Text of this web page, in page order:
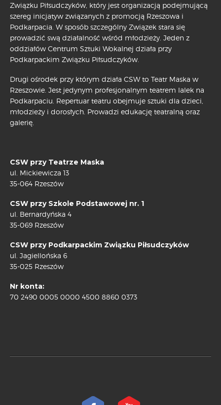
Związku Piłsudczyków, który jest organizacją podejmującą
szereg inicjatyw związanych z promocją Rzeszowa i
Podkarpacia. W sposób szczególny Związek stara się
prowadzić swą działalność wśród młodzieży. Jeden z
oddziałów Centrum Sztuki Wokalnej działa przy
Podkarpackim Związku Piłsudczyków.
Drugi ośrodek przy którym działa CSW to Teatr Maska w
Rzeszowie. Jest jedynym profesjonalnym teatrem lalek na
Podkarpaciu. Repertuar teatru obejmuje sztuki dla dzieci,
młodzieży i dorosłych. Prowadzi edukację teatralną oraz
galerię.
CSW przy Teatrze Maska
ul. Mickiewicza 13
35-064 Rzeszów
CSW przy Szkole Podstawowej nr. 1
ul. Bernardyńska 4
35-069 Rzeszów
CSW przy Podkarpackim Związku Piłsudczyków
ul. Jagiellońska 6
35-025 Rzeszów
Nr konta:
70 2490 0005 0000 4500 8860 0373